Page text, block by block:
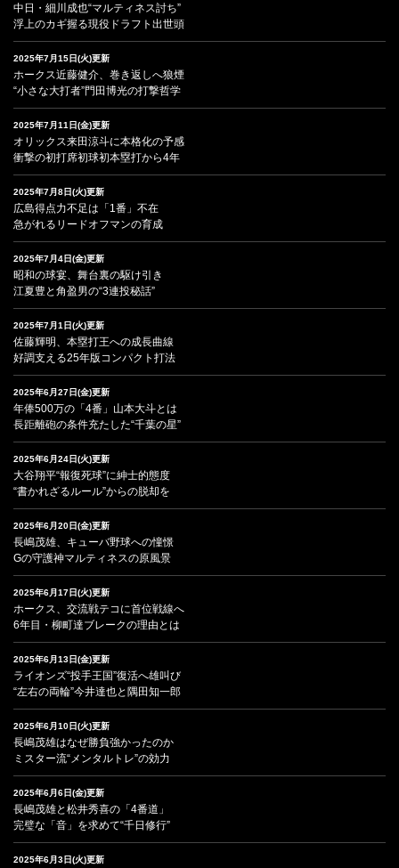
中日・細川成也“マルティネス討ち”
浮上のカギ握る現役ドラフト出世頭
2025年7月15日(火)更新
ホークス近藤健介、巻き返しへ狼煙
“小さな大打者”門田博光の打撃哲学
2025年7月11日(金)更新
オリックス来田涼斗に本格化の予感
衝撃の初打席初球初本塁打から4年
2025年7月8日(火)更新
広島得点力不足は「1番」不在
急がれるリードオフマンの育成
2025年7月4日(金)更新
昭和の球宴、舞台裏の駆け引き
江夏豊と角盈男の“3連投秘話”
2025年7月1日(火)更新
佐藤輝明、本塁打王への成長曲線
好調支える25年版コンパクト打法
2025年6月27日(金)更新
年俸500万の「4番」山本大斗とは
長距離砲の条件充たした“千葉の星”
2025年6月24日(火)更新
大谷翔平“報復死球”に紳士的態度
“書かれざるルール”からの脱却を
2025年6月20日(金)更新
長嶋茂雄、キューバ野球への憧憬
Gの守護神マルティネスの原風景
2025年6月17日(火)更新
ホークス、交流戦テコに首位戦線へ
6年目・柳町達ブレークの理由とは
2025年6月13日(金)更新
ライオンズ“投手王国”復活へ雄叫び
“左右の両輪”今井達也と隅田知一郎
2025年6月10日(火)更新
長嶋茂雄はなぜ勝負強かったのか
ミスター流“メンタルトレ”の効力
2025年6月6日(金)更新
長嶋茂雄と松井秀喜の「4番道」
完璧な「音」を求めて“千日修行”
2025年6月3日(火)更新